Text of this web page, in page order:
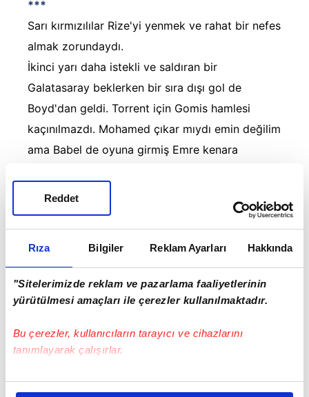
Rıza Bilgiler Reklam Ayarları Hakkında
"Sitelerimizde reklam ve pazarlama faaliyetlerinin
yürütülmesi amaçları ile çerezler kullanılmaktadır.
Bu çerezler, kullanıcıların tarayıcı ve cihazlarını
tanımlayarak çalışırlar.
Bu çerezlere izin vermeniz halinde sizlere özel
Reddet
***
Sarı kırmızılılar Rize'yi yenmek ve rahat bir nefes
almak zorundaydı.
İkinci yarı daha istekli ve saldıran bir
Galatasaray beklerken bir sıra dışı gol de
Boyd'dan geldi. Torrent için Gomis hamlesi
kaçınılmazdı. Mohamed çıkar mıydı emin değilim
ama Babel de oyuna girmiş Emre kenara
Göztepe'de iki hayati penaltı atan Gomis
ayağının tozuyla kazandırdığı penaltıyı kaçırınca
Nef Stadyumu'nda gerilim iyice arttı. Maçın
bitimine daha yarım saat vardı. On dakikalık
kazandı bu kez Babel affetmedi.
penaltı kararı (bence) doğruydu. Van Aanholt
dar alanda şık paslaşmalarla çok şık bir gol